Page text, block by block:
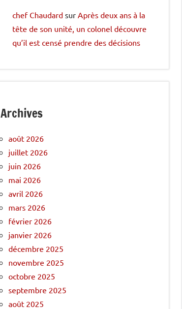
chef Chaudard sur Après deux ans à la
tête de son unité, un colonel découvre
qu’il est censé prendre des décisions
Archives
août 2026
juillet 2026
juin 2026
mai 2026
avril 2026
mars 2026
février 2026
janvier 2026
décembre 2025
novembre 2025
octobre 2025
septembre 2025
août 2025